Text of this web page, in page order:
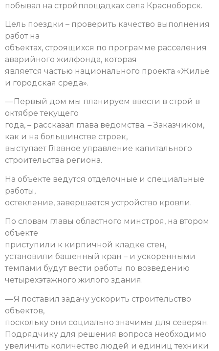
побывал на стройплощадках села Красноборск.
Цель поездки – проверить качество выполнения
работ на
объектах, строящихся по программе расселения
аварийного жилфонда, которая
является частью национального проекта «Жилье
и городская среда».
— Первый дом мы планируем ввести в строй в
октябре текущего
года, – рассказал глава ведомства. – Заказчиком,
как и на большинстве строек,
выступает Главное управление капитального
строительства региона.
На объекте ведутся отделочные и специальные
работы,
остекление, завершается устройство кровли.
По словам главы областного минстроя, на втором
объекте
приступили к кирпичной кладке стен,
установили башенный кран – и ускоренными
темпами будут вести работы по возведению
четырехэтажного жилого здания.
— Я поставил задачу ускорить строительство
объектов,
поскольку они социально значимы для северян.
Подрядчику для решения вопроса необходимо
увеличить количество людей и единиц техники